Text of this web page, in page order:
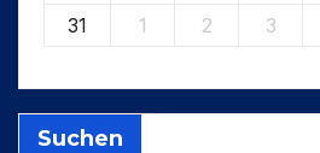
31
1 2 3
Suchen